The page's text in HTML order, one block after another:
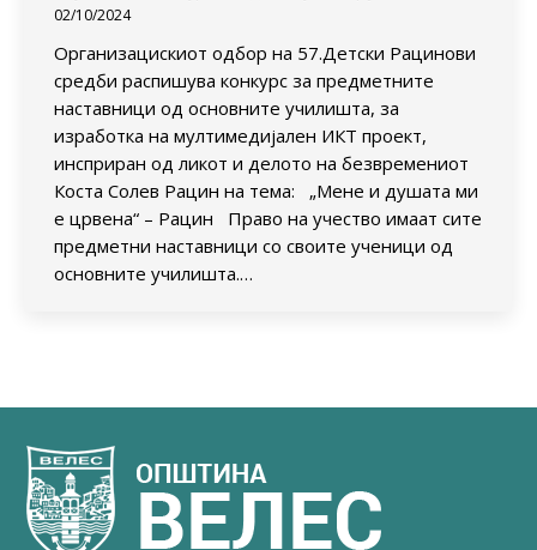
02/10/2024
Организацискиот одбор на 57.Детски Рацинови
средби распишува конкурс за предметните
наставници од основните училишта, за
изработка на мултимедијален ИКТ проект,
инсприран од ликот и делото на безвремениот
Коста Солев Рацин на тема: „Мене и душата ми
е црвена“ – Рацин Право на учество имаат сите
предметни наставници со своите ученици од
основните училишта.…